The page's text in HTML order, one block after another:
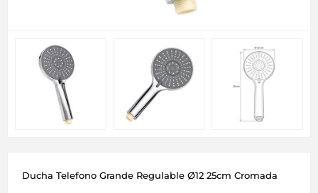
Ducha Telefono Grande Regulable Ø12 25cm Cromada